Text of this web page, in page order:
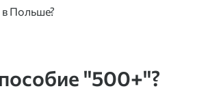
Польше?
"500+"?